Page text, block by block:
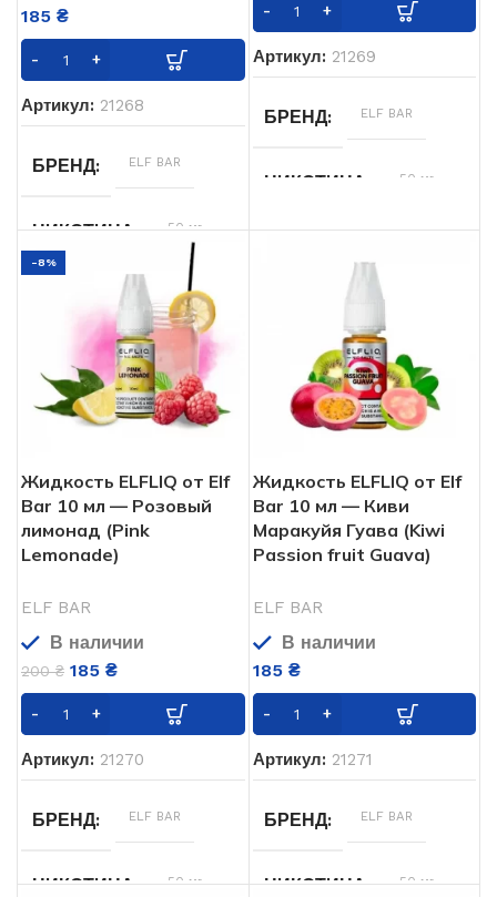
185 ₴
Артикул: 21268
БРЕНД ELF BAR
НИКОТИНА 50 мг
Артикул: 21269
БРЕНД ELF BAR
НИКОТИНА 50 мг
-8%
Жидкость ELFLIQ от Elf
Bar 10 мл — Розовый
лимонад (Pink
Lemonade)
ELF BAR
В наличии
200₴ 185 ₴
Артикул: 21270
БРЕНД ELF BAR
НИКОТИНА 50 мг
Жидкость ELFLIQ от Elf
Bar 10 мл — Киви
Маракуйя Гуава (Kiwi
Passion fruit Guava)
ELF BAR
В наличии
185 ₴
Артикул: 21271
БРЕНД ELF BAR
НИКОТИНА 50 мг